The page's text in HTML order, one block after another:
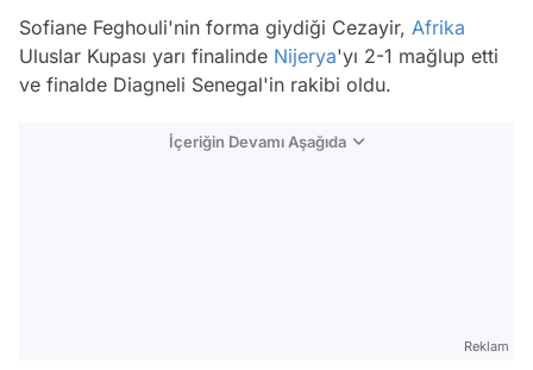
Sofiane Feghouli'nin forma giydiği Cezayir, Afrika
Uluslar Kupası yarı finalinde Nijerya'yı 2-1 mağlup etti
ve finalde Diagneli Senegal'in rakibi oldu.
İçeriğin Devamı Aşağıda
Reklam